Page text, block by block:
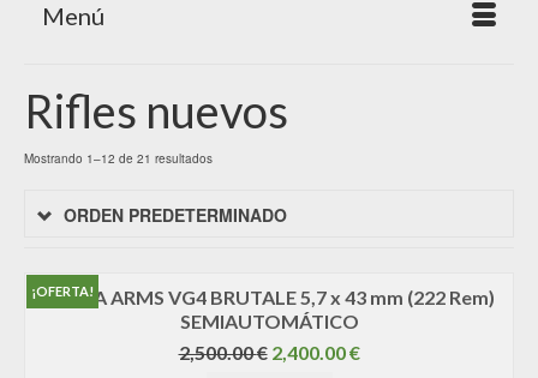
Menú
Rifles nuevos
Mostrando 1–12 de 21 resultados
ORDEN PREDETERMINADO
¡OFERTA!
ASTRA ARMS VG4 BRUTALE 5,7 x 43 mm (222 Rem)
SEMIAUTOMÁTICO
2,500.00€ El
2,400.00€El